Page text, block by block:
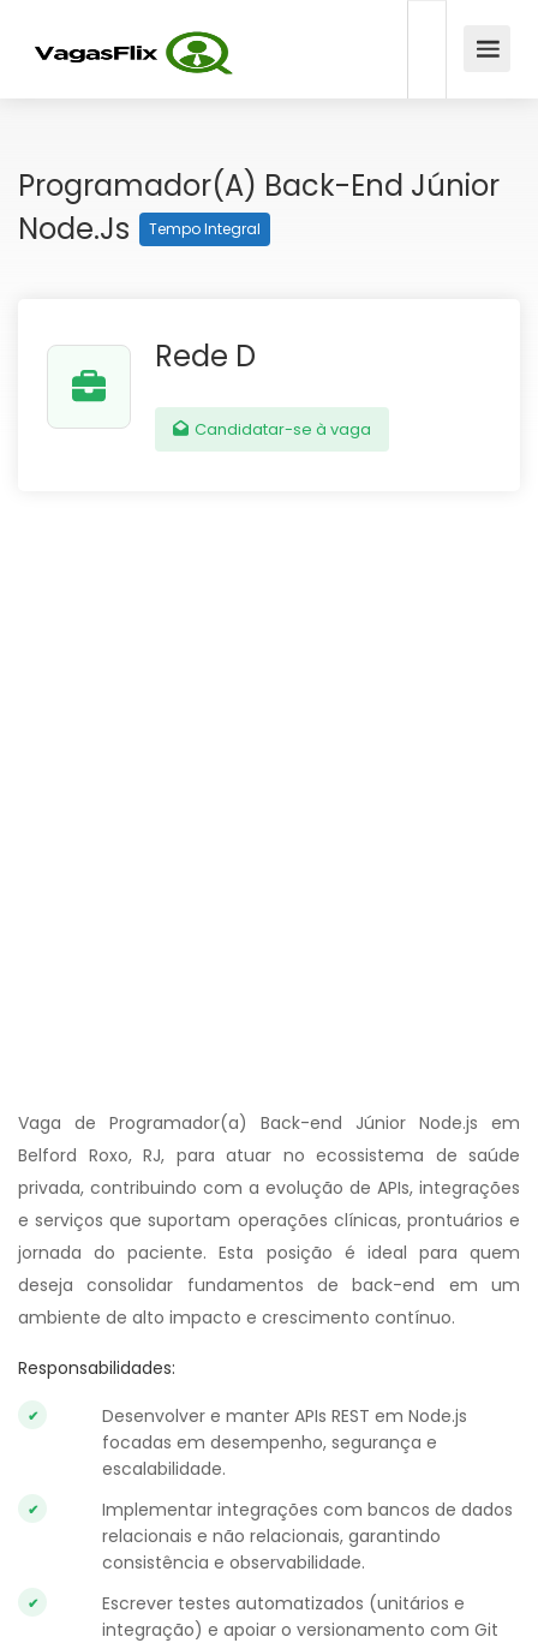
Programador(a) Back-End Júnior
Node.js
Tempo Integral
Rede D
Candidatar-se à vaga
Vaga de Programador(a) Back-end Júnior Node.js em
Belford Roxo, RJ, para atuar no ecossistema de saúde
privada, contribuindo com a evolução de APIs, integrações
e serviços que suportam operações clínicas, prontuários e
jornada do paciente. Esta posição é ideal para quem
deseja consolidar fundamentos de back-end em um
ambiente de alto impacto e crescimento contínuo.
Responsabilidades:
Desenvolver e manter APIs REST em Node.js
focadas em desempenho, segurança e
escalabilidade.
Implementar integrações com bancos de dados
relacionais e não relacionais, garantindo
consistência e observabilidade.
Escrever testes automatizados (unitários e
integração) e apoiar o versionamento com Git